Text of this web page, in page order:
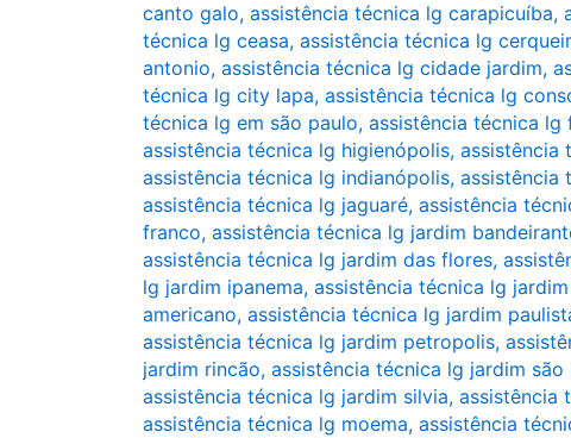
canto galo, assistência técnica lg carapicuíba,
técnica lg ceasa, assistência técnica lg
antonio, assistência técnica lg cidade jardim,
técnica lg city lapa, assistência técnica lg
técnica lg em são paulo, assistência técnica lg
assistência técnica lg higienópolis, assistência
assistência técnica lg indianópolis, assistência
assistência técnica lg jaguaré, assistência
franco, assistência técnica lg jardim
assistência técnica lg jardim das flores,
lg jardim ipanema, assistência técnica lg
americano, assistência técnica lg jardim
assistência técnica lg jardim petropolis,
jardim rincão, assistência técnica lg jardim são
assistência técnica lg jardim silvia, assistência
assistência técnica lg moema, assistência